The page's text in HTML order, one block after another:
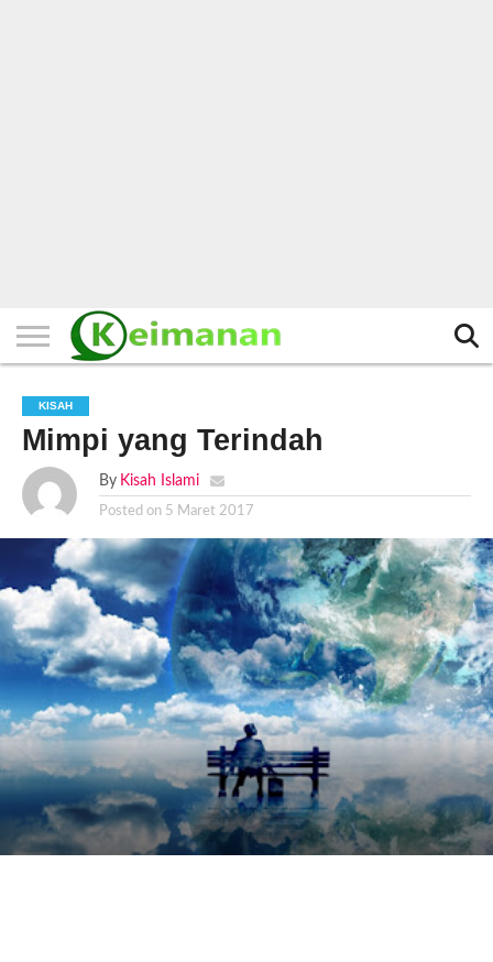
KISAH
Mimpi yang Terindah
By Kisah Islami
Posted on 5 Maret 2017